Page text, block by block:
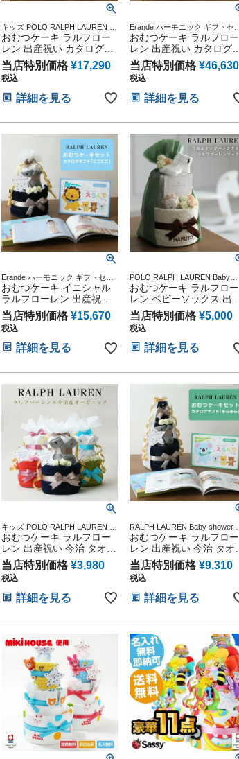
キッズ POLO RALPH LAUREN 用
品 マタニティ 豪華 赤ちゃん 専門
おむつケーキ ラルフロー
レン 出産祝い カタログギ
フト 今治タオル 男の子 女
の子 オーガニック コット
ン ベビーソックス ギフト
セット POLO RALPH
LAUREN Erande えらんで
赤ちゃん クリスマス ハロ
ウィン バレンタイン 七五
三 初節句 子供の日 ギフト
セット 人気 端午の節句 ひ
な祭り
当店特別価格 ¥17,290
税込
詳細を見る
Erande ハーモニック ギフトセッ
ト プレゼント ラッピング メッセ
ージカード POLO Baby shower
贈り物 誕生日 出産記念 人気 オ
ライン オムツケーキ カラフル イ
ンスタ
おむつケーキ ラルフロー
レン 出産祝い カタログギ
フト Erande えらんで に
こにこ トリプルチョイス
今治タオル 男の子 女の子
オーガニック ベビーソッ
クス イニシャル POLO
ット ギフト 送料無料 赤
ゃん 名入れ 出産記念品
生日 赤ちゃん 子供 出産
ベイビー クリスマス 七五
三 初節句 人気
当店特別価格 ¥46,630
税込
詳細を見る
Erande ハーモニック ギフトセッ
ト プレゼント ラッピング メッセ
ージカード
おむつケーキ イニシャル
ラルフローレン 出産祝い
カタログギフト 今治タオ
ル オーガニックコットン
ベビーソックス ギフトセ
ット POLO RALPH
LAUREN 名前入り 刺繍 え
ちゃん クリスマス ハロウ
ィン バレンタイン 七五三
初節句 子供の日 ギフトセ
祭り 男の子 女の子
当店特別価格 ¥15,670
税込
詳細を見る
POLO RALPH LAUREN Baby
shower sassy 贈り物 誕生日 出
記念 人気 オンライン オムツケー
キ カラフル インスタ くすみカ
ー 今治タオル オーガニック
おむつケーキ ラルフロー
レン ベビーソックス 出産
祝い 2段 名入れ 男の子 女
の子 POLO RALPH
LAUREN 七夕 くすみカラ
ー 今治タオル オーガニ
ク ダイパーケーキ オシ
ちゃん 出産 ベイビー ク
スマス ハロウィン バレ
タイン 七五三 初節句 子供
の日 ギフトセット 端午の
節句 ひな祭り
当店特別価格 ¥5,000
税込
詳細を見る
キッズ POLO RALPH LAUREN 用
品 マタニティ 送料無料 豪華 赤ち
ゃん 専門
おむつケーキ ラルフロー
レン 出産祝い 今治 タオル
2段 男の子 女の子 オーガ
ニック コットン ベビー ソ
ックス 思い出 赤ちゃん 子
供 出産 マタニティ マタニ
ティフォト パパ ママ ベイ
リスマス ハロウィン バレ
ンタイン 七五三 初節句 子
供の日 ギフトセット 人気
端午の節句 ひな祭り
当店特別価格 ¥3,980
税込
詳細を見る
RALPH LAUREN Baby shower 贈
り物 誕生日 出産記念 人気 オン
イン オムツケーキ カラフル イン
スタ
おむつケーキ ラルフロー
レン 出産祝い 今治 タオ
3段 男の子 女の子 オーガ
ニック コットン ベビー ソ
ックス ギフトセット
POLO RALPH LAUREN
タニティ 送料無料 豪華
きら 夏ギフト 出産記念
赤ちゃん 子供 マタニテ
ベイビー クリスマス 七
三 初節句 子供の日 人気
当店特別価格 ¥9,310
税込
詳細を見る